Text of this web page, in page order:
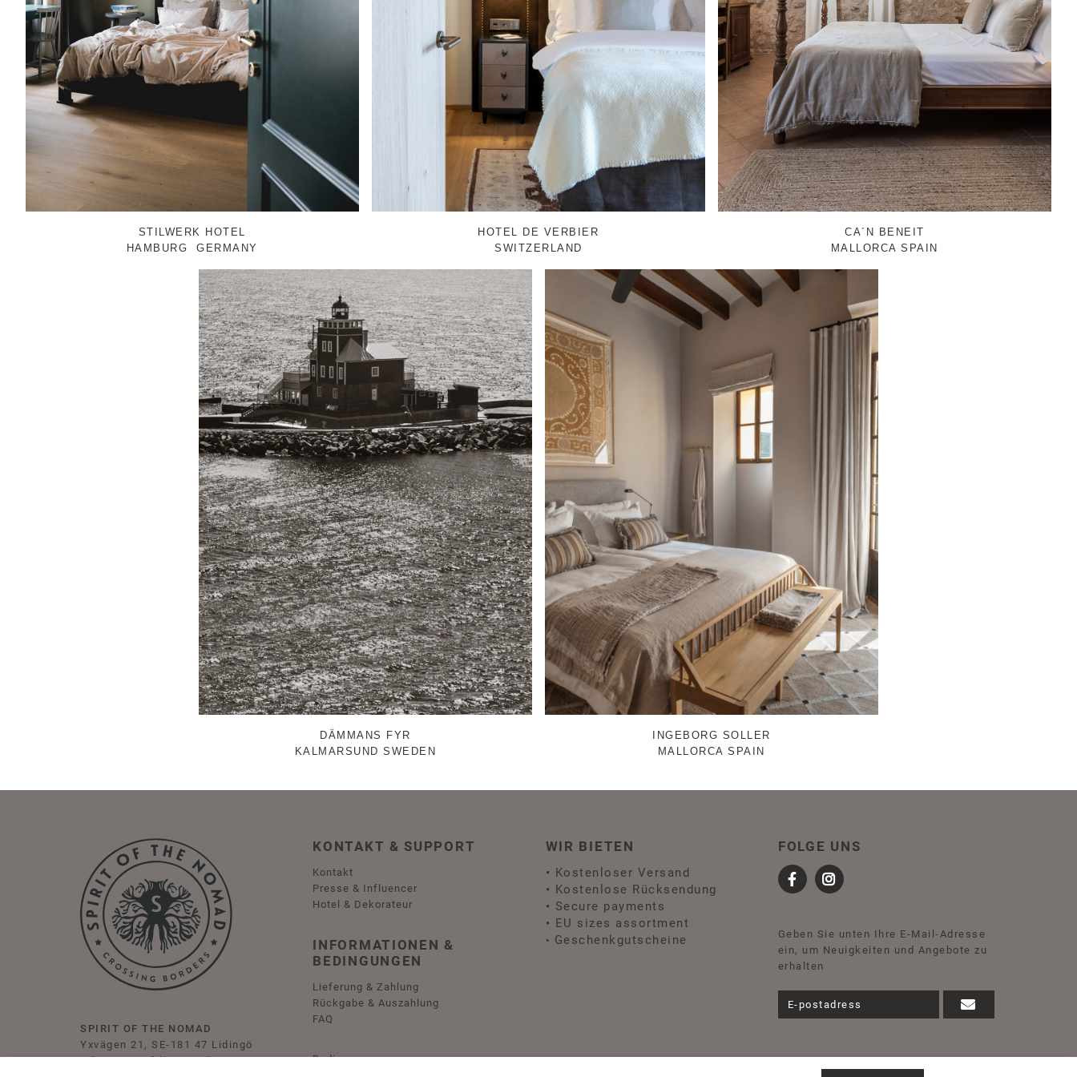
STILWERK HOTEL
HAMBURGGERMANY
HOTEL DE VERBIER
SWITZERLAND
CA´N BENEIT
MALLORCA SPAIN
DÄMMANS FYR
KALMARSUND SWEDEN
INGEBORG SOLLER
MALLORCA SPAIN
SPIRIT OF THE NOMAD
Yxvägen 21, SE-181 47 Lidingö
info@spiritofthenomad.com
KONTAKT & SUPPORT
Kontakt
Presse & Influencer
Hotel & Dekorateur
INFORMATIONEN &
BEDINGUNGEN
Lieferung & Zahlung
Rückgabe & Auszahlung
FAQ
Bedingungen
WIR BIETEN
• Kostenloser Versand
• Kostenlose Rücksendung
• Secure payments
• EU sizes assortment
• Geschenkgutscheine
FOLGE UNS
Geben Sie unten Ihre E-Mail-Adresse
ein, um Neuigkeiten und Angebote zu
erhalten